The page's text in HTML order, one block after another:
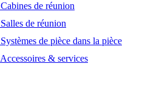
Cabines de réunion
Salles de réunion
Systèmes de pièce dans la pièce
Accessoires & services